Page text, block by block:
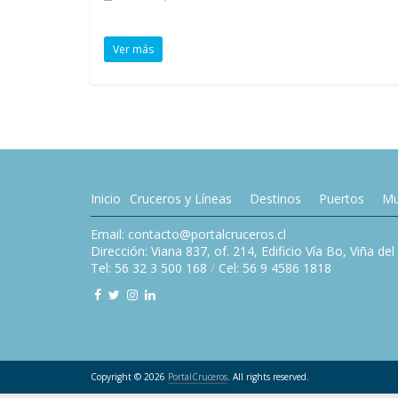
Ver más
Inicio Cruceros y Líneas Destinos Puertos
Email: contacto@portalcruceros.cl
Dirección: Viana 837, of. 214, Edificio Vía Bo, Viña
Tel: 56 32 3 500 168 / Cel: 56 9 4586 1818
Copyright © 2026 PortalCruceros. All rights reserved.